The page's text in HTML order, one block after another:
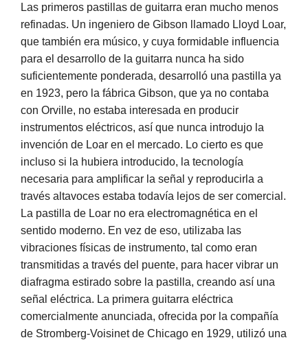
Las primeros pastillas de guitarra eran mucho menos
refinadas. Un ingeniero de Gibson llamado Lloyd Loar,
que también era músico, y cuya formidable influencia
para el desarrollo de la guitarra nunca ha sido
suficientemente ponderada, desarrolló una pastilla ya
en 1923, pero la fábrica Gibson, que ya no contaba
con Orville, no estaba interesada en producir
instrumentos eléctricos, así que nunca introdujo la
invención de Loar en el mercado. Lo cierto es que
incluso si la hubiera introducido, la tecnología
necesaria para amplificar la señal y reproducirla a
través altavoces estaba todavía lejos de ser comercial.
La pastilla de Loar no era electromagnética en el
sentido moderno. En vez de eso, utilizaba las
vibraciones físicas de instrumento, tal como eran
transmitidas a través del puente, para hacer vibrar un
diafragma estirado sobre la pastilla, creando así una
señal eléctrica. La primera guitarra eléctrica
comercialmente anunciada, ofrecida por la compañía
de Stromberg-Voisinet de Chicago en 1929, utilizó una